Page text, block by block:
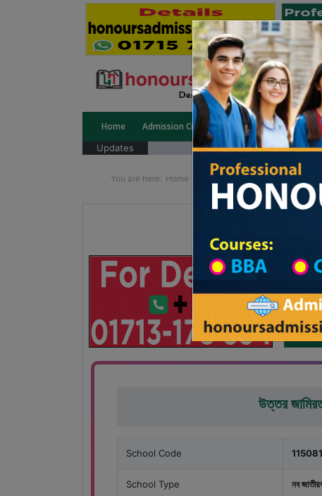
Home Admission Circular Public University
Updates
You are here: Home School Category Division
উত্তর
School Code
School Type নব